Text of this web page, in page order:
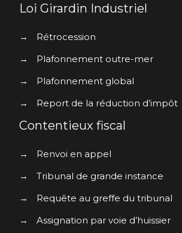
Loi Girardin Industriel
→
Rétrocession
→
Plafonnement outre-mer
→
Plafonnement global
→
Report de la réduction d’impôt
Contentieux fiscal
→
Renvoi en appel
→
Tribunal de grande instance
→
Requête au greffe du tribunal
→
Assignation par voie d’huissier